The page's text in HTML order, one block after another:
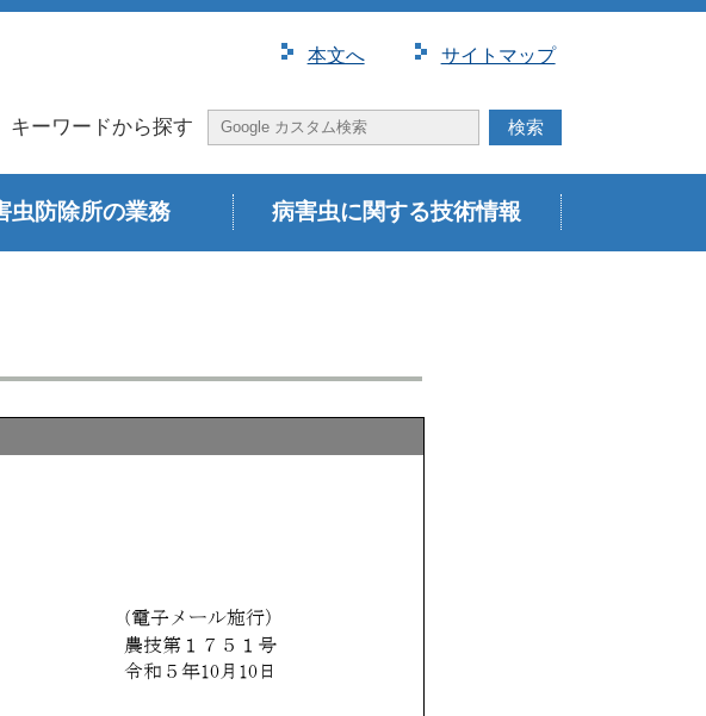
本⽂へ サイトマップ
キーワードから探す
虫防除所の業務 病害虫に関する技術情報